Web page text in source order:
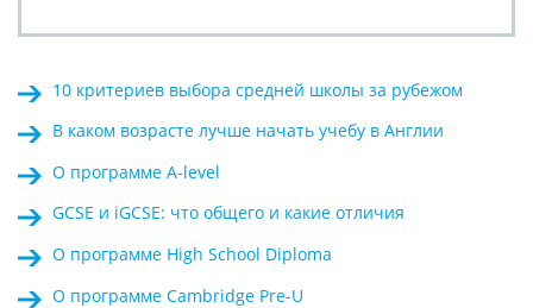
10 критериев выбора средней школы за рубежом
В каком возрасте лучше начать учебу в Англии
О программе A-level
GCSE и iGCSE: что общего и какие отличия
О программе High School Diploma
О программе Cambridge Pre-U